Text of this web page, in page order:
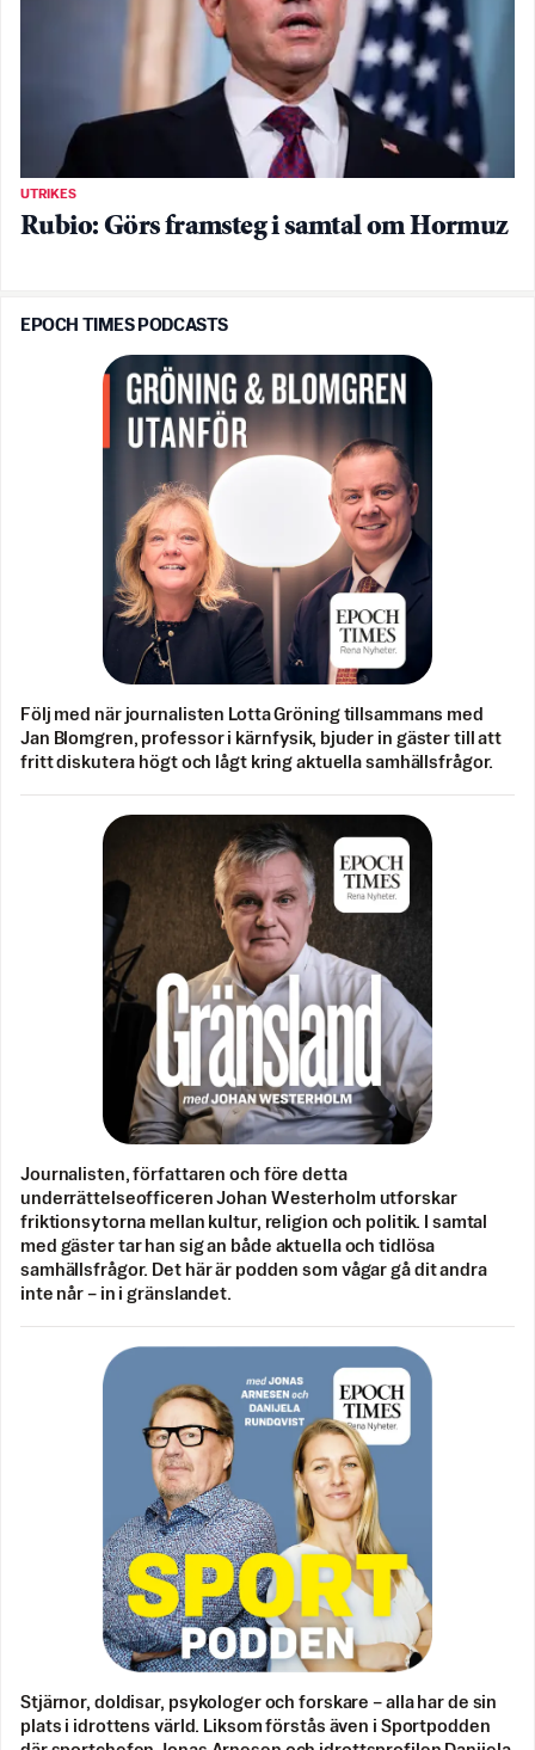
UTRIKES
Rubio: Görs framsteg i samtal om Hormuz
EPOCH TIMES PODCASTS
Följ med när journalisten Lotta Gröning tillsammans med
Jan Blomgren, professor i kärnfysik, bjuder in gäster till att
fritt diskutera högt och lågt kring aktuella samhällsfrågor.
Journalisten, författaren och före detta
underrättelseofficeren Johan Westerholm utforskar
friktionsytorna mellan kultur, religion och politik. I samtal
med gäster tar han sig an både aktuella och tidlösa
samhällsfrågor. Det här är podden som vågar gå dit andra
inte når – in i gränslandet.
Stjärnor, doldisar, psykologer och forskare – alla har de sin
plats i idrottens värld. Liksom förstås även i Sportpodden